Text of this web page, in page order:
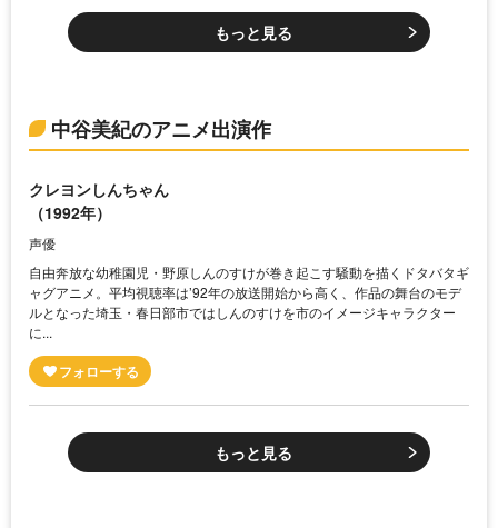
もっと見る
中谷美紀のアニメ出演作
クレヨンしんちゃん
（1992年）
声優
自由奔放な幼稚園児・野原しんのすけが巻き起こす騒動を描くドタバタギ
ャグアニメ。平均視聴率は’92年の放送開始から高く、作品の舞台のモデ
ルとなった埼玉・春日部市ではしんのすけを市のイメージキャラクター
に...
もっと見る